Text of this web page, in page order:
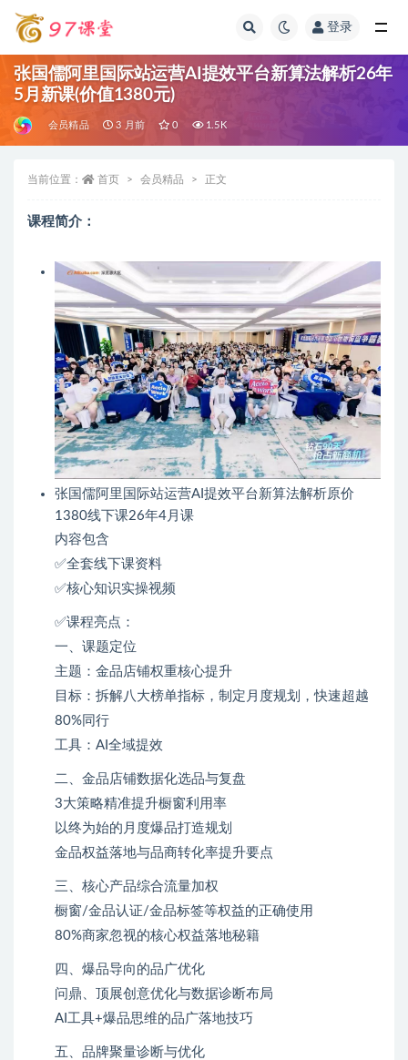
登录
张国儒阿里国际站运营AI提效平台新算法解析26年
5月新课(价值1380元)
会员精品 3 月前 0 1.5K
当前位置： 首页 会员精品 正文
课程简介：
张国儒阿里国际站运营AI提效平台新算法解析原价
1380线下课26年4月课
内容包含
✅全套线下课资料
✅核心知识实操视频
✅课程亮点：
一、课题定位
主题：金品店铺权重核心提升
目标：拆解八大榜单指标，制定月度规划，快速超越
80%同行
工具：AI全域提效
二、金品店铺数据化选品与复盘
3大策略精准提升橱窗利用率
以终为始的月度爆品打造规划
金品权益落地与品商转化率提升要点
三、核心产品综合流量加权
橱窗/金品认证/金品标签等权益的正确使用
80%商家忽视的核心权益落地秘籍
四、爆品导向的品广优化
问鼎、顶展创意优化与数据诊断布局
AI工具+爆品思维的品广落地技巧
五、品牌聚量诊断与优化